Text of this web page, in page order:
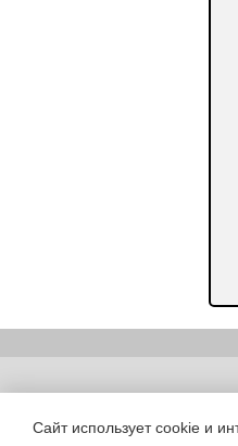
Сайт использует cookie и